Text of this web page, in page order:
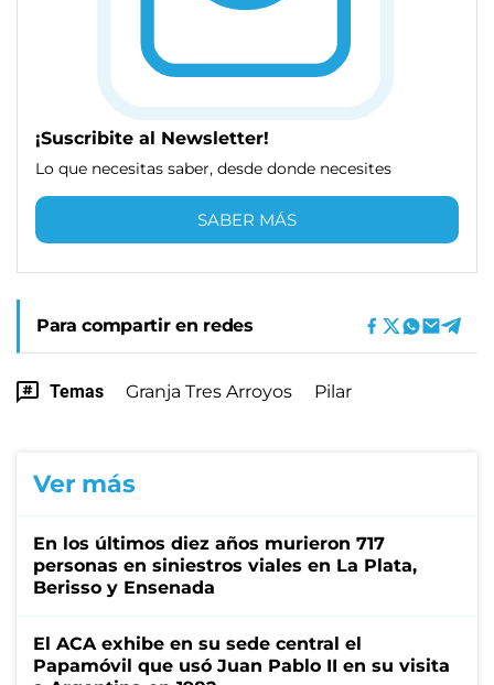
¡Suscribite al Newsletter!
Lo que necesitas saber, desde donde necesites
SABER MÁS
Para compartir en redes
Temas Granja Tres Arroyos Pilar
Ver más
En los últimos diez años murieron 717
personas en siniestros viales en La Plata,
Berisso y Ensenada
El ACA exhibe en su sede central el
Papamóvil que usó Juan Pablo II en su visita